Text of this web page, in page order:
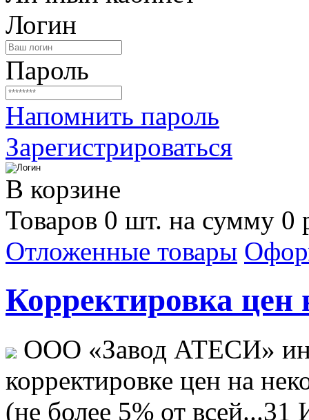
Логин
Пароль
Напомнить пароль
Зарегистрироваться
В корзине
Товаров 0 шт. на сумму 0
Отложенные товары
Корректировка цен
ООО «Завод АТЕСИ»
корректировке цен на
(не более 5% от всей...31